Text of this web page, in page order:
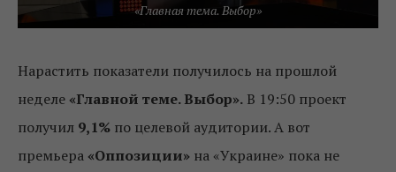
«Главная тема. Выбор»
Нарастить показатели получилось на прошлой
неделе «Главной теме. Выбор». В 19:50 проект
получил 9,1% по целевой аудитории. А вот
премьера «Оппозиции» на «Украине» пока не